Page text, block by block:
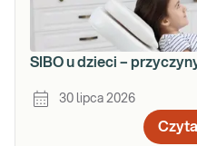
SIBO u dzieci –
30 lipca 2026